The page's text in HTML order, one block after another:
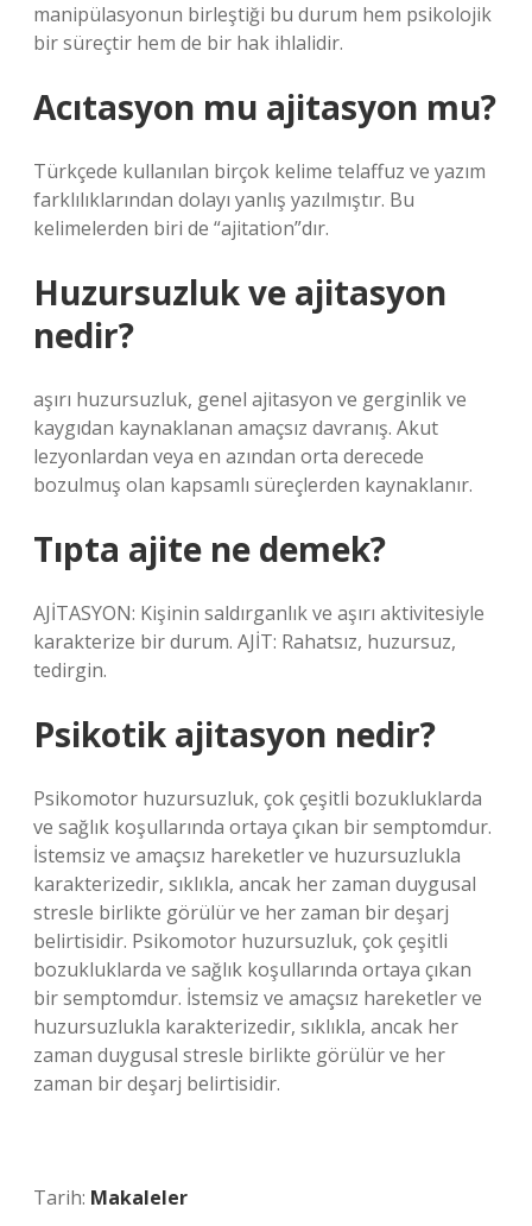
manipülasyonun birleştiği bu durum hem psikolojik
bir süreçtir hem de bir hak ihlalidir.
Acıtasyon mu ajitasyon mu?
Türkçede kullanılan birçok kelime telaffuz ve yazım
farklılıklarından dolayı yanlış yazılmıştır. Bu
kelimelerden biri de “ajitation”dır.
Huzursuzluk ve ajitasyon
nedir?
aşırı huzursuzluk, genel ajitasyon ve gerginlik ve
kaygıdan kaynaklanan amaçsız davranış. Akut
lezyonlardan veya en azından orta derecede
bozulmuş olan kapsamlı süreçlerden kaynaklanır.
Tıpta ajite ne demek?
AJİTASYON: Kişinin saldırganlık ve aşırı aktivitesiyle
karakterize bir durum. AJİT: Rahatsız, huzursuz,
tedirgin.
Psikotik ajitasyon nedir?
Psikomotor huzursuzluk, çok çeşitli bozukluklarda
ve sağlık koşullarında ortaya çıkan bir semptomdur.
İstemsiz ve amaçsız hareketler ve huzursuzlukla
karakterizedir, sıklıkla, ancak her zaman duygusal
stresle birlikte görülür ve her zaman bir deşarj
belirtisidir. Psikomotor huzursuzluk, çok çeşitli
bozukluklarda ve sağlık koşullarında ortaya çıkan
bir semptomdur. İstemsiz ve amaçsız hareketler ve
huzursuzlukla karakterizedir, sıklıkla, ancak her
zaman duygusal stresle birlikte görülür ve her
zaman bir deşarj belirtisidir.
Tarih: Makaleler